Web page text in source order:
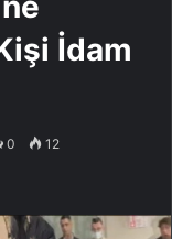
İdam
0 12